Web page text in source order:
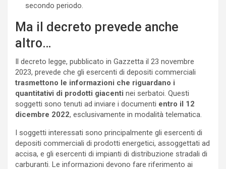
secondo periodo.
Ma il decreto prevede anche
altro…
Il decreto legge, pubblicato in Gazzetta il 23 novembre
2023, prevede che gli esercenti di depositi commerciali
trasmettono le informazioni che riguardano i
quantitativi di prodotti giacenti nei serbatoi. Questi
soggetti sono tenuti ad inviare i documenti entro il 12
dicembre 2022, esclusivamente in modalità telematica.
I soggetti interessati sono principalmente gli esercenti di
depositi commerciali di prodotti energetici, assoggettati ad
accisa, e gli esercenti di impianti di distribuzione stradali di
carburanti. Le informazioni devono fare riferimento ai